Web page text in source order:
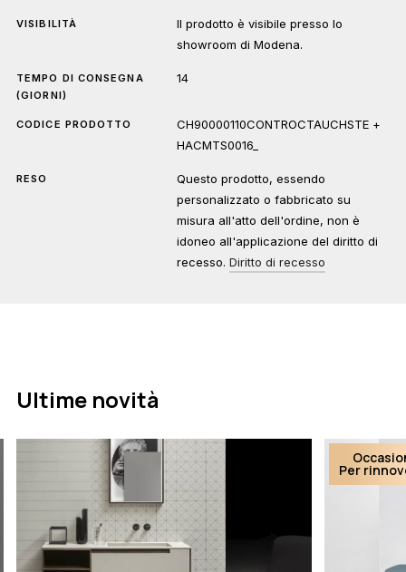
VISIBILITÀ
Il prodotto è visibile presso lo
showroom di Modena.
TEMPO DI CONSEGNA
(GIORNI)
14
CODICE PRODOTTO
CH90000110CONTROCTAUCHSTE +
HACMTS0016_
RESO
Questo prodotto, essendo
personalizzato o fabbricato su
misura all'atto dell'ordine, non è
idoneo all'applicazione del diritto di
recesso.Diritto di recesso
Ultime novità
Per